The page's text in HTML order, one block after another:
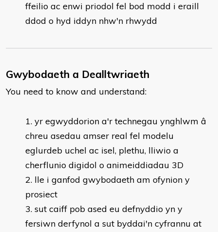
ffeilio ac enwi priodol fel bod modd i eraill
ddod o hyd iddyn nhw'n rhwydd
Gwybodaeth a Dealltwriaeth
You need to know and understand:
​yr egwyddorion a'r technegau ynghlwm â
chreu asedau amser real fel modelu
eglurdeb uchel ac isel, plethu, lliwio a
cherflunio digidol o animeiddiadau 3D
lle i ganfod gwybodaeth am ofynion y
prosiect
sut caiff pob ased eu defnyddio yn y
fersiwn derfynol a sut byddai'n cyfrannu at